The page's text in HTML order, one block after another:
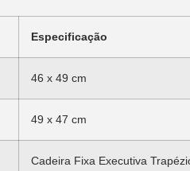
Especificação
46 x 49 cm
49 x 47 cm
Cadeira Fixa Executiva